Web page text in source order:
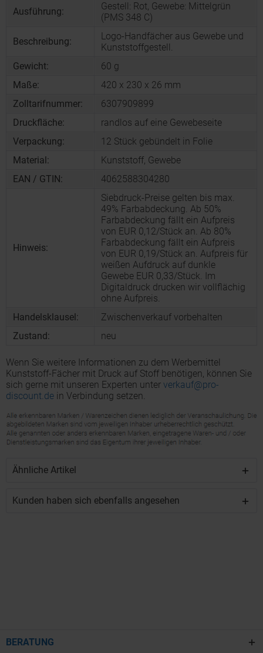
Ausführung:
Gestell: Rot, Gewebe: Mittelgrün
(PMS 348 C)
Beschreibung:
Logo-Handfächer aus Gewebe und
Kunststoffgestell.
Gewicht:
60 g
Maße:
420 x 230 x 26 mm
Zolltarifnummer:
6307909899
Druckfläche:
randlos auf eine Gewebeseite
Verpackung:
12 Stück gebündelt in Folie
Material:
Kunststoff, Gewebe
EAN / GTIN:
4062588304280
Hinweis:
Siebdruck-Preise gelten bis max.
49% Farbabdeckung. Ab 50%
Farbabdeckung fällt ein Aufpreis
von EUR 0,12/Stück an. Ab 80%
Farbabdeckung fällt ein Aufpreis
von EUR 0,19/Stück an. Aufpreis für
weißen Aufdruck auf dunkle
Gewebe EUR 0,33/Stück. Im
Digitaldruck drucken wir vollflächig
ohne Aufpreis.
Handelsklausel:
Zwischenverkauf vorbehalten
Zustand:
neu
Wenn Sie weitere Informationen zu dem Werbemittel
Kunststoff-Fächer mit Druck auf Stoff benötigen, können Sie
sich gerne mit unseren Experten unter verkauf@pro-
discount.de in Verbindung setzen.
Ähnliche Artikel
Kunden haben sich ebenfalls angesehen
BERATUNG